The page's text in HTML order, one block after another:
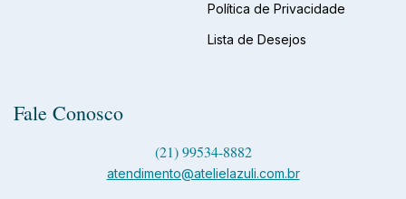
Política de Privacidade
Lista de Desejos
Fale Conosco
(21) 99534-8882
atendimento@atelielazuli.com.br